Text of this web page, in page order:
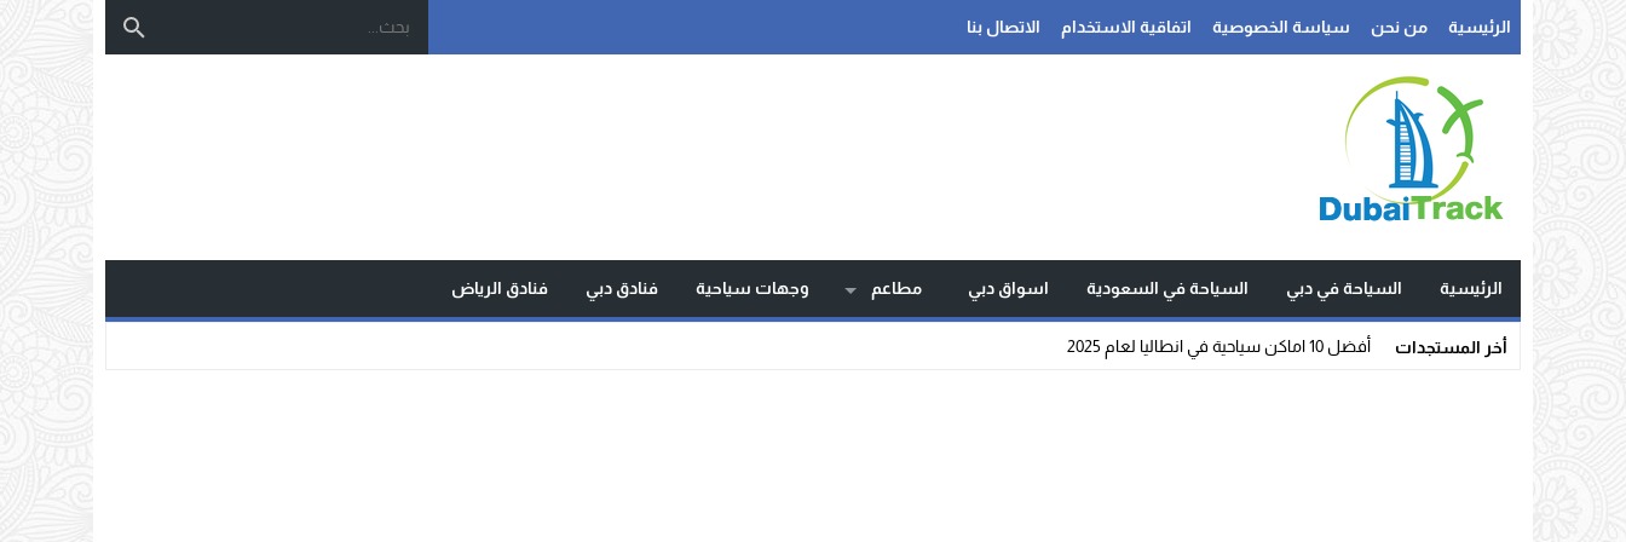
الرئيسية من نحن سياسة الخصوصية اتفاقية الاستخدام الاتصال بنا
الرئيسية السياحة في دبي السياحة في السعودية اسواق دبي مطاعم وجهات سياحية فنادق دبي فنادق الرياض
أخر المستجدات أفضل 10 اماكن سياحية في انطاليا لعام 2025